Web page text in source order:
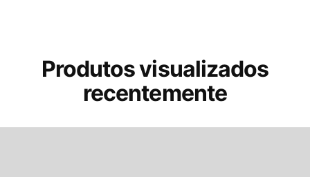
Produtos visualizados
recentemente